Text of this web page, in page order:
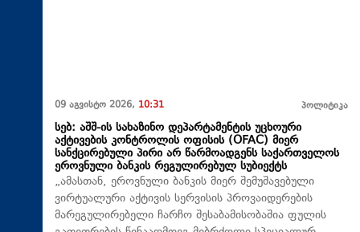
09 აგვისტო 2026, 10:31 პოლიტიკა
სებ: აშშ-ის სახაზინო დეპარტამენტის უცხოური
აქტივების კონტროლის ოფისის (OFAC) მიერ
სანქცირებული პირი არ წარმოადგენს საქართველოს
ეროვნული ბანკის რეგულირებულ სუბიექტს
„ამასთან, ეროვნული ბანკის მიერ შემუშავებული
ვირტუალური აქტივის სერვისის პროვაიდერების
მარეგულირებელი ჩარჩო შესაბამისობაშია ფულის